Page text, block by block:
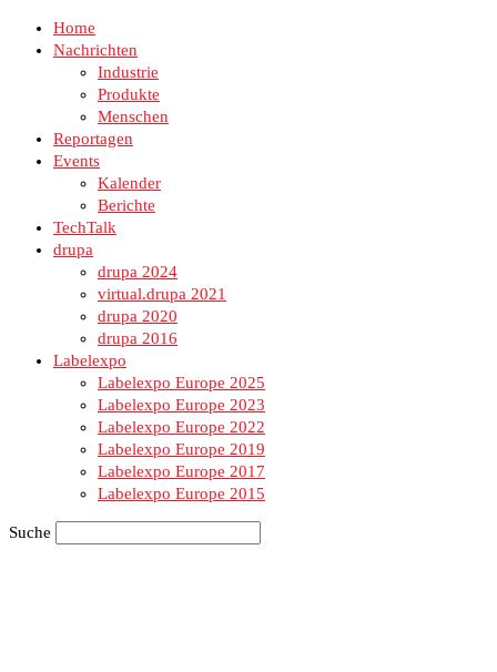
Home
Nachrichten
Industrie
Produkte
Menschen
Reportagen
Events
Kalender
Berichte
TechTalk
drupa
drupa 2024
virtual.drupa 2021
drupa 2020
drupa 2016
Labelexpo
Labelexpo Europe 2025
Labelexpo Europe 2023
Labelexpo Europe 2022
Labelexpo Europe 2019
Labelexpo Europe 2017
Labelexpo Europe 2015
Suche